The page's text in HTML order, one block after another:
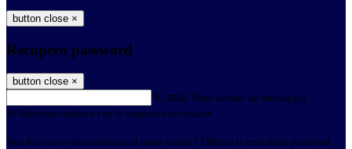
button close ×
Recupero password
button close ×
E-mail Verrà inviato un messaggio
all'indirizzo indicato con le istruzioni necessarie.
Non hai una e-mail associata al nome utente? Effettua il reset della password